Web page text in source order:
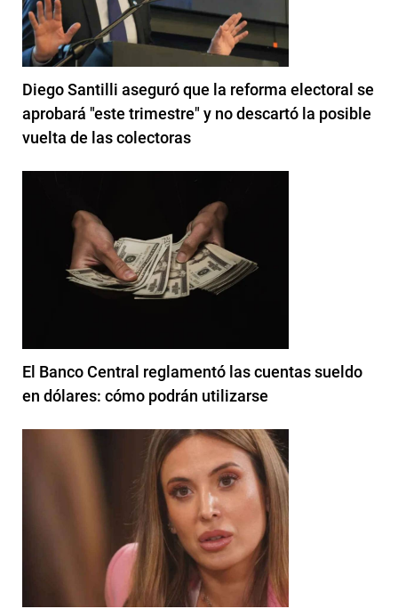
Diego Santilli aseguró que la reforma electoral se
aprobará "este trimestre" y no descartó la posible
vuelta de las colectoras
El Banco Central reglamentó las cuentas sueldo
en dólares: cómo podrán utilizarse